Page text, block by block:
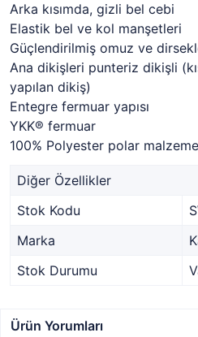
Arka kısımda, gizli bel cebi
Elastik bel ve kol manşetleri
Güçlendirilmiş omuz ve
Ana dikişleri punteriz dikişli
yapılan dikiş)
Entegre fermuar yapısı
YKK® fermuar
100% Polyester polar malzeme
Diğer Özellikler
Stok Kodu
Marka
Stok Durumu
Ürün Yorumları